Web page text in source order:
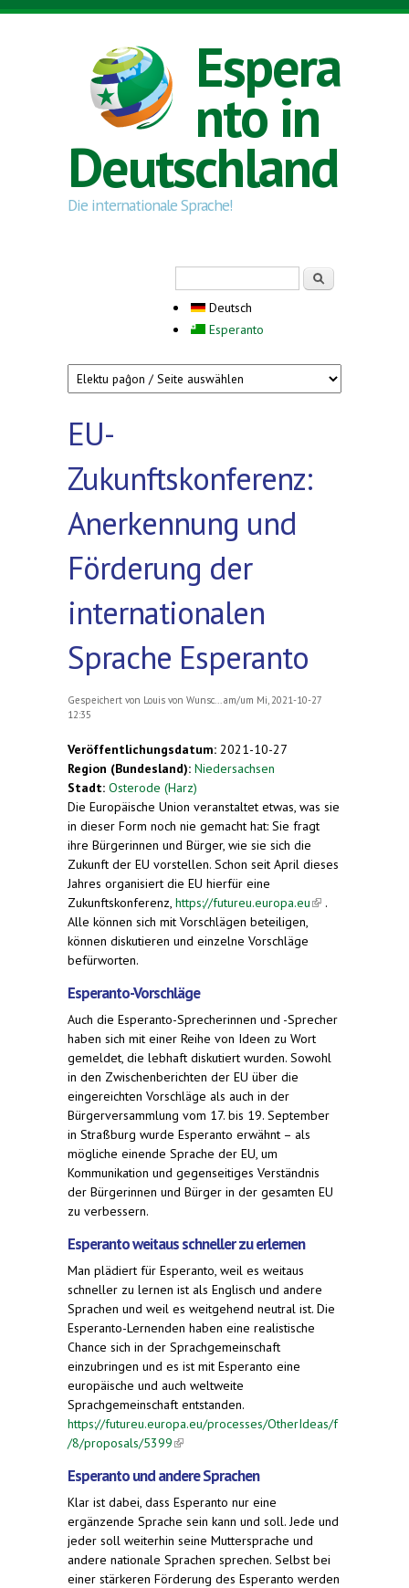
Direkt zum Inhalt
Espera
nto in
Deutschland
Die internationale Sprache!
Deutsch
Esperanto
EU-
Zukunftskonferenz:
Anerkennung und
Förderung der
internationalen
Sprache Esperanto
Gespeichert von Louis von Wunsc...
am/um Mi, 2021-10-27
12:35
Veröffentlichungsdatum: 2021-10-27
Region (Bundesland): Niedersachsen
Stadt: Osterode (Harz)
Die Europäische Union veranstaltet etwas, was sie
in dieser Form noch nie gemacht hat: Sie fragt
ihre Bürgerinnen und Bürger, wie sie sich die
Zukunft der EU vorstellen. Schon seit April dieses
Jahres organisiert die EU hierfür eine
Zukunftskonferenz, https://futureu.europa.eu(link is
.
Alle können sich mit Vorschlägen beteiligen,
können diskutieren und einzelne Vorschläge
befürworten.
Esperanto-Vorschläge
Auch die Esperanto-Sprecherinnen und -Sprecher
haben sich mit einer Reihe von Ideen zu Wort
gemeldet, die lebhaft diskutiert wurden. Sowohl
in den Zwischenberichten der EU über die
eingereichten Vorschläge als auch in der
Bürgerversammlung vom 17. bis 19. September
in Straßburg wurde Esperanto erwähnt – als
mögliche einende Sprache der EU, um
Kommunikation und gegenseitiges Verständnis
der Bürgerinnen und Bürger in der gesamten EU
zu verbessern.
Esperanto weitaus schneller zu erlernen
Man plädiert für Esperanto, weil es weitaus
schneller zu lernen ist als Englisch und andere
Sprachen und weil es weitgehend neutral ist. Die
Esperanto-Lernenden haben eine realistische
Chance sich in der Sprachgemeinschaft
einzubringen und es ist mit Esperanto eine
europäische und auch weltweite
Sprachgemeinschaft entstanden.
https://futureu.europa.eu/processes/OtherIdeas/f
/8/proposals/5399(link is external)
Esperanto und andere Sprachen
Klar ist dabei, dass Esperanto nur eine
ergänzende Sprache sein kann und soll. Jede und
jeder soll weiterhin seine Muttersprache und
andere nationale Sprachen sprechen. Selbst bei
einer stärkeren Förderung des Esperanto werden